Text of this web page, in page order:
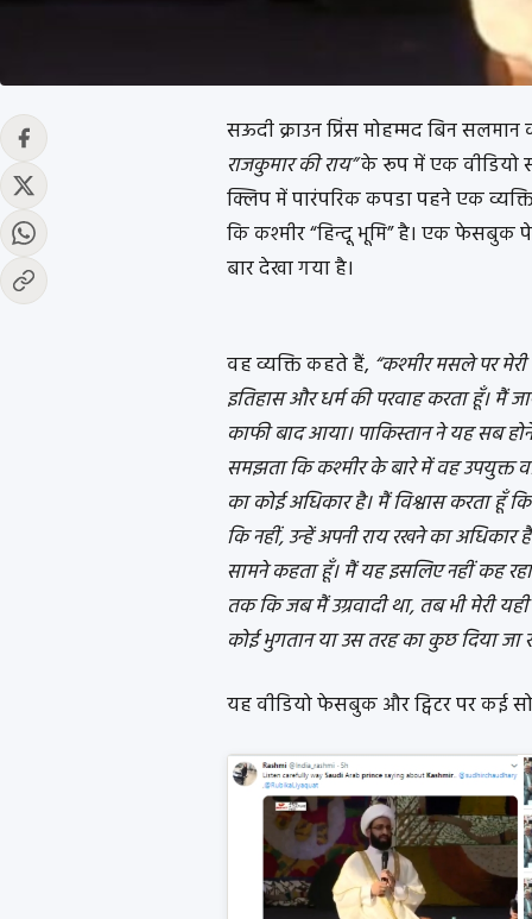
सऊदी क्राउन प्रिंस मोहम्मद बिन सलमान
राजकुमार की राय”के रूप में एक वीडियो
क्लिप में पारंपरिक कपडा पहने एक
कि कश्मीर “हिन्दू भूमि” है। एक फेसबुक
बार देखा गया है।
वह व्यक्ति कहते हैं, “कश्मीर मसले पर
इतिहास और धर्म की परवाह करता हूँ। मैं
काफी बाद आया। पाकिस्तान ने यह सब
समझता कि कश्मीर के बारे में वह उपयुक्त
का कोई अधिकार है। मैं विश्वास करता हूँ
कि नहीं, उन्हें अपनी राय रखने का
सामने कहता हूँ। मैं यह इसलिए नहीं कह
तक कि जब मैं उग्रवादी था, तब भी मेरी
कोई भुगतान या उस तरह का कुछ दिया जा
यह वीडियो फेसबुक और ट्विटर पर कई